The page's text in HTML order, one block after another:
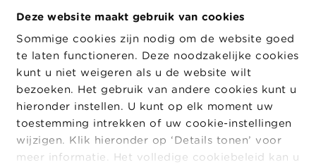
Deze website maakt gebruik van cookies
Sommige cookies zijn nodig om de website goed
te laten functioneren. Deze noodzakelijke cookies
kunt u niet weigeren als u de website wilt
bezoeken. Het gebruik van andere cookies kunt u
hieronder instellen. U kunt op elk moment uw
toestemming intrekken of uw cookie-instellingen
wijzigen. Klik hieronder op ‘Details tonen’ voor
meer informatie. Het volledige cookiebeleid kan u
die een controlebevoegdheid uitoefent over een
andere vennootschap;
2° onder "dochtervennootschap", de vennootschap
ten opzichte waarvan een controlebevoegdheid
bestaat.
Art. 1:16 § 1. Om de controlebevoegdheid vast te stellen :
1° wordt de onrechtstreekse bevoegdheid via een
dochtervennootschap bij de rechtstreekse